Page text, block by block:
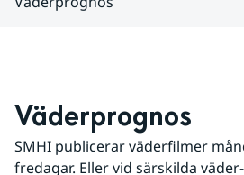
Väderprognos
SMHI publicerar väderfilmer
fredagar. Eller vid särskilda